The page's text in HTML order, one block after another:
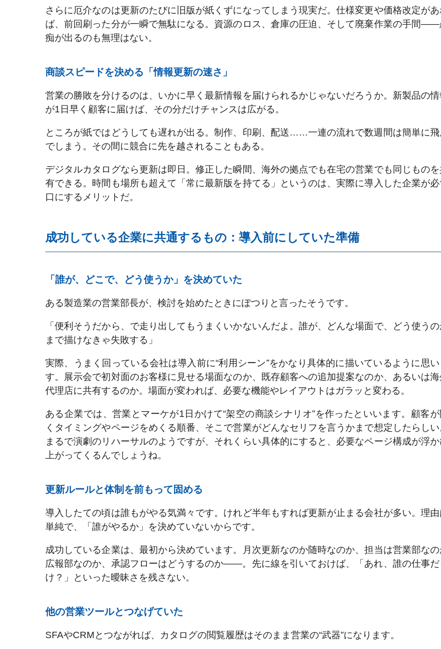
さらに厄介なのは更新のたびに旧版が紙くずになってしまう現実だ。仕様変更や価格改定が
ば、前回刷った分が一瞬で無駄になる。資源のロス、倉庫の圧迫、そして廃棄作業の手間――
痴が出るのも無理はない。
商談スピードを決める「情報更新の速さ」
営業の勝敗を分けるのは、いかに早く最新情報を届けられるかじゃないだろうか。新製品の情
が1日早く顧客に届けば、その分だけチャンスは広がる。
ところが紙ではどうしても遅れが出る。制作、印刷、配送……一連の流れで数週間は簡単に飛
でしまう。その間に競合に先を越されることもある。
デジタルカタログなら更新は即日。修正した瞬間、海外の拠点でも在宅の営業でも同じもの
有できる。時間も場所も超えて「常に最新版を持てる」というのは、実際に導入した企業が
口にするメリットだ。
成功している企業に共通するもの：導入前にしていた準備
「誰が、どこで、どう使うか」を決めていた
ある製造業の営業部長が、検討を始めたときにぽつりと言ったそうです。
「便利そうだから、で走り出してもうまくいかないんだよ。誰が、どんな場面で、どう使う
まで描けなきゃ失敗する」
実際、うまく回っている会社は導入前に“利用シーン”をかなり具体的に描いているように思い
す。展示会で初対面のお客様に見せる場面なのか、既存顧客への追加提案なのか、あるいは
代理店に共有するのか。場面が変われば、必要な機能やレイアウトはガラッと変わる。
ある企業では、営業とマーケが1日かけて“架空の商談シナリオ”を作ったといいます。顧客が
くタイミングやページをめくる順番、そこで営業がどんなセリフを言うかまで想定したらしい
まるで演劇のリハーサルのようですが、それくらい具体的にすると、必要なページ構成が浮
上がってくるんでしょうね。
更新ルールと体制を前もって固める
導入したての頃は誰もがやる気満々です。けれど半年もすれば更新が止まる会社が多い。理由
単純で、「誰がやるか」を決めていないからです。
成功している企業は、最初から決めています。月次更新なのか随時なのか、担当は営業部な
広報部なのか、承認フローはどうするのか――。先に線を引いておけば、「あれ、誰の仕事だ
け？」といった曖昧さを残さない。
他の営業ツールとつなげていた
SFAやCRMとつながれば、カタログの閲覧履歴はそのまま営業の“武器”になります。